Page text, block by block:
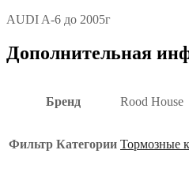
AUDI A-6 до 2005г
Дополнительная
Бренд Rood House
Фильтр Категории Тормозные